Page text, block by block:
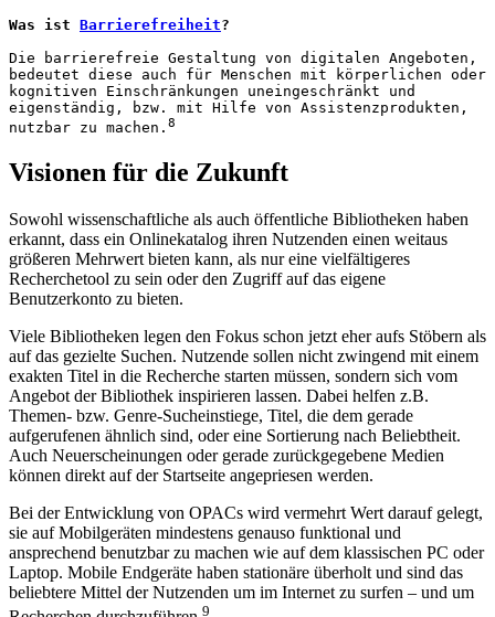
Was ist Barrierefreiheit?
Die barrierefreie Gestaltung von digitalen Angeboten,
bedeutet diese auch für Menschen mit körperlichen oder
kognitiven Einschränkungen uneingeschränkt und
eigenständig, bzw. mit Hilfe von Assistenzprodukten,
nutzbar zu machen. 8
Visionen für die Zukunft
Sowohl wissenschaftliche als auch öffentliche Bibliotheken haben
erkannt, dass ein Onlinekatalog ihren Nutzenden einen weitaus
größeren Mehrwert bieten kann, als nur eine vielfältigeres
Recherchetool zu sein oder den Zugriff auf das eigene
Benutzerkonto zu bieten.
Viele Bibliotheken legen den Fokus schon jetzt eher aufs Stöbern als
auf das gezielte Suchen. Nutzende sollen nicht zwingend mit einem
exakten Titel in die Recherche starten müssen, sondern sich vom
Angebot der Bibliothek inspirieren lassen. Dabei helfen z.B.
Themen- bzw. Genre-Sucheinstiege, Titel, die dem gerade
aufgerufenen ähnlich sind, oder eine Sortierung nach Beliebtheit.
Auch Neuerscheinungen oder gerade zurückgegebene Medien
können direkt auf der Startseite angepriesen werden.
Bei der Entwicklung von OPACs wird vermehrt Wert darauf gelegt,
sie auf Mobilgeräten mindestens genauso funktional und
ansprechend benutzbar zu machen wie auf dem klassischen PC oder
Laptop. Mobile Endgeräte haben stationäre überholt und sind das
beliebtere Mittel der Nutzenden um im Internet zu surfen – und um
9